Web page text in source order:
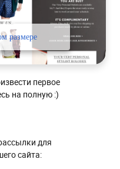
первое
на полную :)
для
сайта: